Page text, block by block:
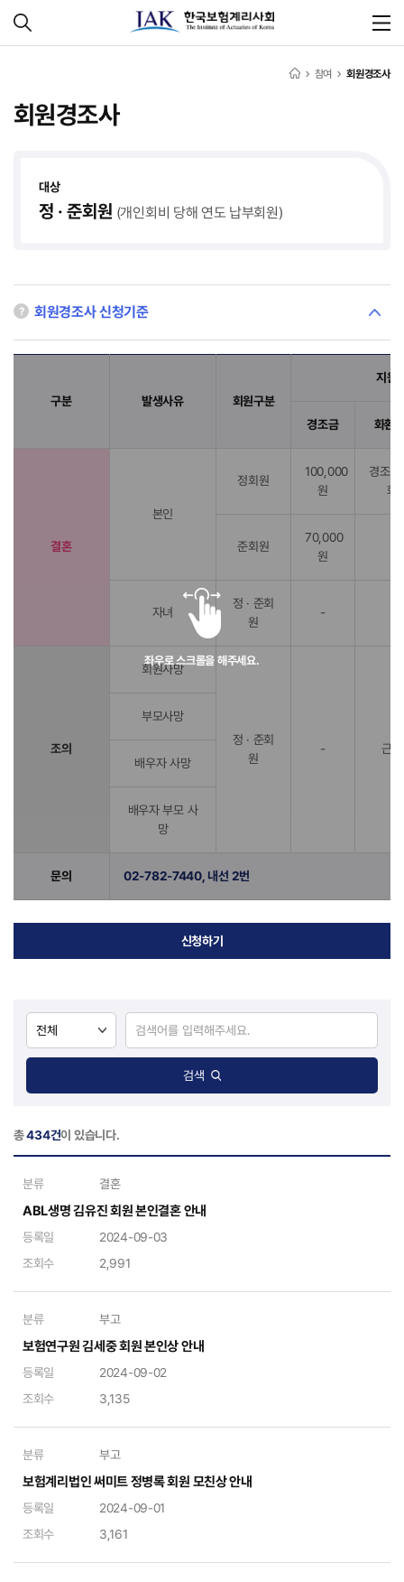
참여 회원경조사
회원경조사
대상
정 · 준회원 (개인회비 당해 연도 납부회원)
회원경조사 신청기준
구분 발생사유 회원구분
지원
경조금 화환/
결혼
본인
정회원
100,000
원
경조금
화
준회원
70,000
원
자녀
정 · 준회
원
-
조의
회원사망
정 · 준회
원
- 근
부모사망
배우자 사망
배우자 부모 사
망
문의 02-782-7440, 내선 2번
좌우로 스크롤을 해주세요.
신청하기
검색
총434건이 있습니다.
분류 결혼
ABL생명 김유진 회원 본인결혼 안내
등록일
2024-09-03
조회수
2,991
분류 부고
보험연구원 김세중 회원 본인상 안내
등록일
2024-09-02
조회수
3,135
분류 부고
보험계리법인 써미트 정병록 회원 모친상 안내
등록일
2024-09-01
조회수
3,161